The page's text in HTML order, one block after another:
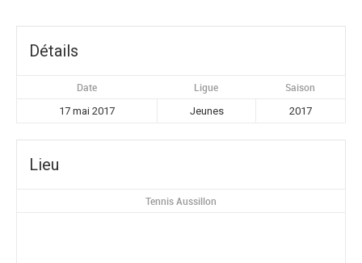
Détails
Date Ligue Saison
17 mai 2017 Jeunes 2017
Lieu
Tennis Aussillon